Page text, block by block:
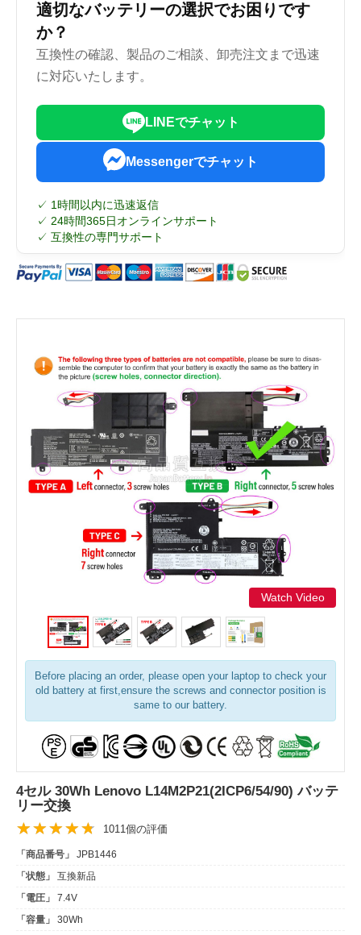
適切なバッテリーの選択でお困りです
か？
互換性の確認、製品のご相談、卸売注文まで迅速
に対応いたします。
LINEでチャット
Messengerでチャット
✓ 1時間以内に迅速返信
✓ 24時間365日オンラインサポート
✓ 互換性の専門サポート
Watch Video
Before placing an order, please open your laptop to check your
old battery at first,ensure the screws and connector position is
same to our battery.
4セル 30Wh Lenovo L14M2P21(2ICP6/54/90) バッテ
リー交換
1011個の評価
「商品番号」
JPB1446
「状態」
互換新品
「電圧」
7.4V
「容量」
30Wh